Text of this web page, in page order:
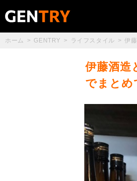
ホーム GENTRY ライフスタイル 伊
伊藤酒造
でまとめ